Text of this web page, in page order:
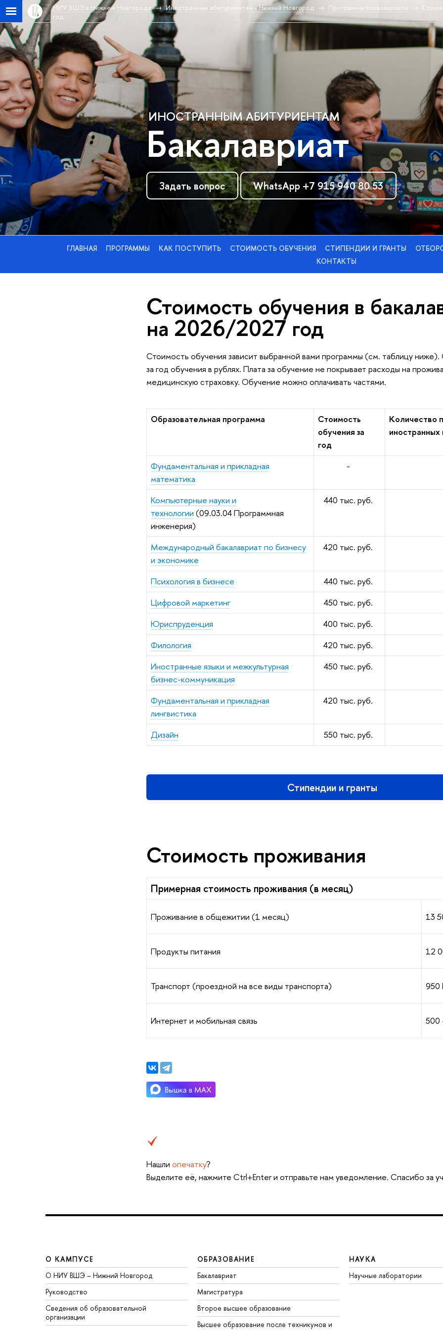
НИУ ВШЭ в Нижнем Новгороде Иностранным абитуриентам - Нижний Новгород Программы бакалавриата
год
ИНОСТРАННЫМ АБИТУРИЕНТАМ
Бакалавриат
Задать вопрос WhatsApp +7 915 940 80 53
ГЛАВНАЯ ПРОГРАММЫ КАК ПОСТУПИТЬ СТОИМОСТЬ ОБУЧЕНИЯ СТИПЕНДИИ И ГРАНТЫ
КОНТАКТЫ
Стоимость обучения в
на 2026/2027 год
Стоимость обучения зависит выбранной вами программы (см. таблицу ниже).
за год обучения в рублях. Плата за обучение не покрывает расходы на
медицинскую страховку. Обучение можно оплачивать частями.
Образовательная программа
Стоимость
обучения за
год
Количество
Фундаментальная и прикладная
математика
-
Компьютерные науки и
технологии (09.03.04 Программная
инженерия)
440 тыс. руб.
Международный бакалавриат по бизнесу
и экономике
420 тыс. руб.
Психология в бизнесе 440 тыс. руб.
Цифровой маркетинг
450 тыс. руб.
Юриспруденция
400 тыс. руб.
Филология
420 тыс. руб.
Иностранные языки и межкультурная
бизнес-коммуникация
450 тыс. руб.
Фундаментальная и прикладная
лингвистика
420 тыс. руб.
Дизайн 550 тыс. руб.
Стипендии и гранты
Стоимость проживания
Примерная стоимость проживания (в месяц)
Проживание в общежитии (1 месяц) 13
Продукты питания 12
Транспорт (проездной на все виды транспорта) 950
Интернет и мобильная связь 500
Нашли опечатку?
Выделите её, нажмите Ctrl+Enter и отправьте нам уведомление. Спасибо за
О КАМПУСЕ
О НИУ ВШЭ – Нижний Новгород
Руководство
Сведения об образовательной
организации
ОБРАЗОВАНИЕ
Бакалавриат
Магистратура
Второе высшее образование
Высшее образование после техникумов и
НАУКА
Научные лаборатории